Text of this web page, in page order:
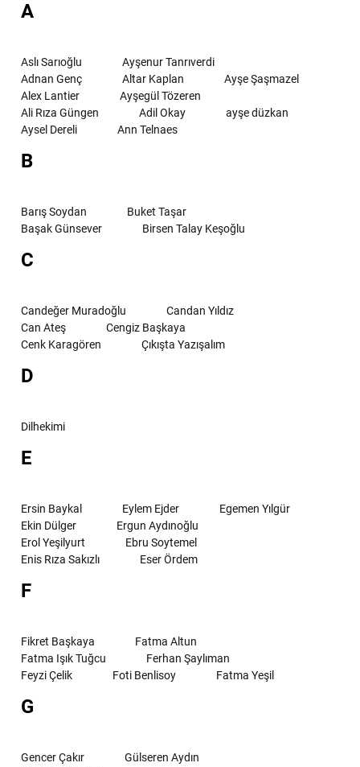
A
Aslı Sarıoğlu
Ayşenur Tanrıverdi
Adnan Genç
Altar Kaplan
Ayşe Şaşmazel
Alex Lantier
Ayşegül Tözeren
Ali Rıza Güngen
Adil Okay
ayşe düzkan
Aysel Dereli
Ann Telnaes
B
Barış Soydan
Buket Taşar
Başak Günsever
Birsen Talay Keşoğlu
C
Candeğer Muradoğlu
Candan Yıldız
Can Ateş
Cengiz Başkaya
Cenk Karagören
Çıkışta Yazışalım
D
Dilhekimi
E
Ersin Baykal Eylem Ejder
Egemen Yılgür
Ekin Dülger
Ergun Aydınoğlu
Erol Yeşilyurt
Ebru Soytemel
Enis Rıza Sakızlı
Eser Ördem
F
Fikret Başkaya
Fatma Altun
Fatma Işık Tuğcu
Ferhan Şaylıman
Feyzi Çelik
Foti Benlisoy Fatma Yeşil
G
Gencer Çakır
Gülseren Aydın